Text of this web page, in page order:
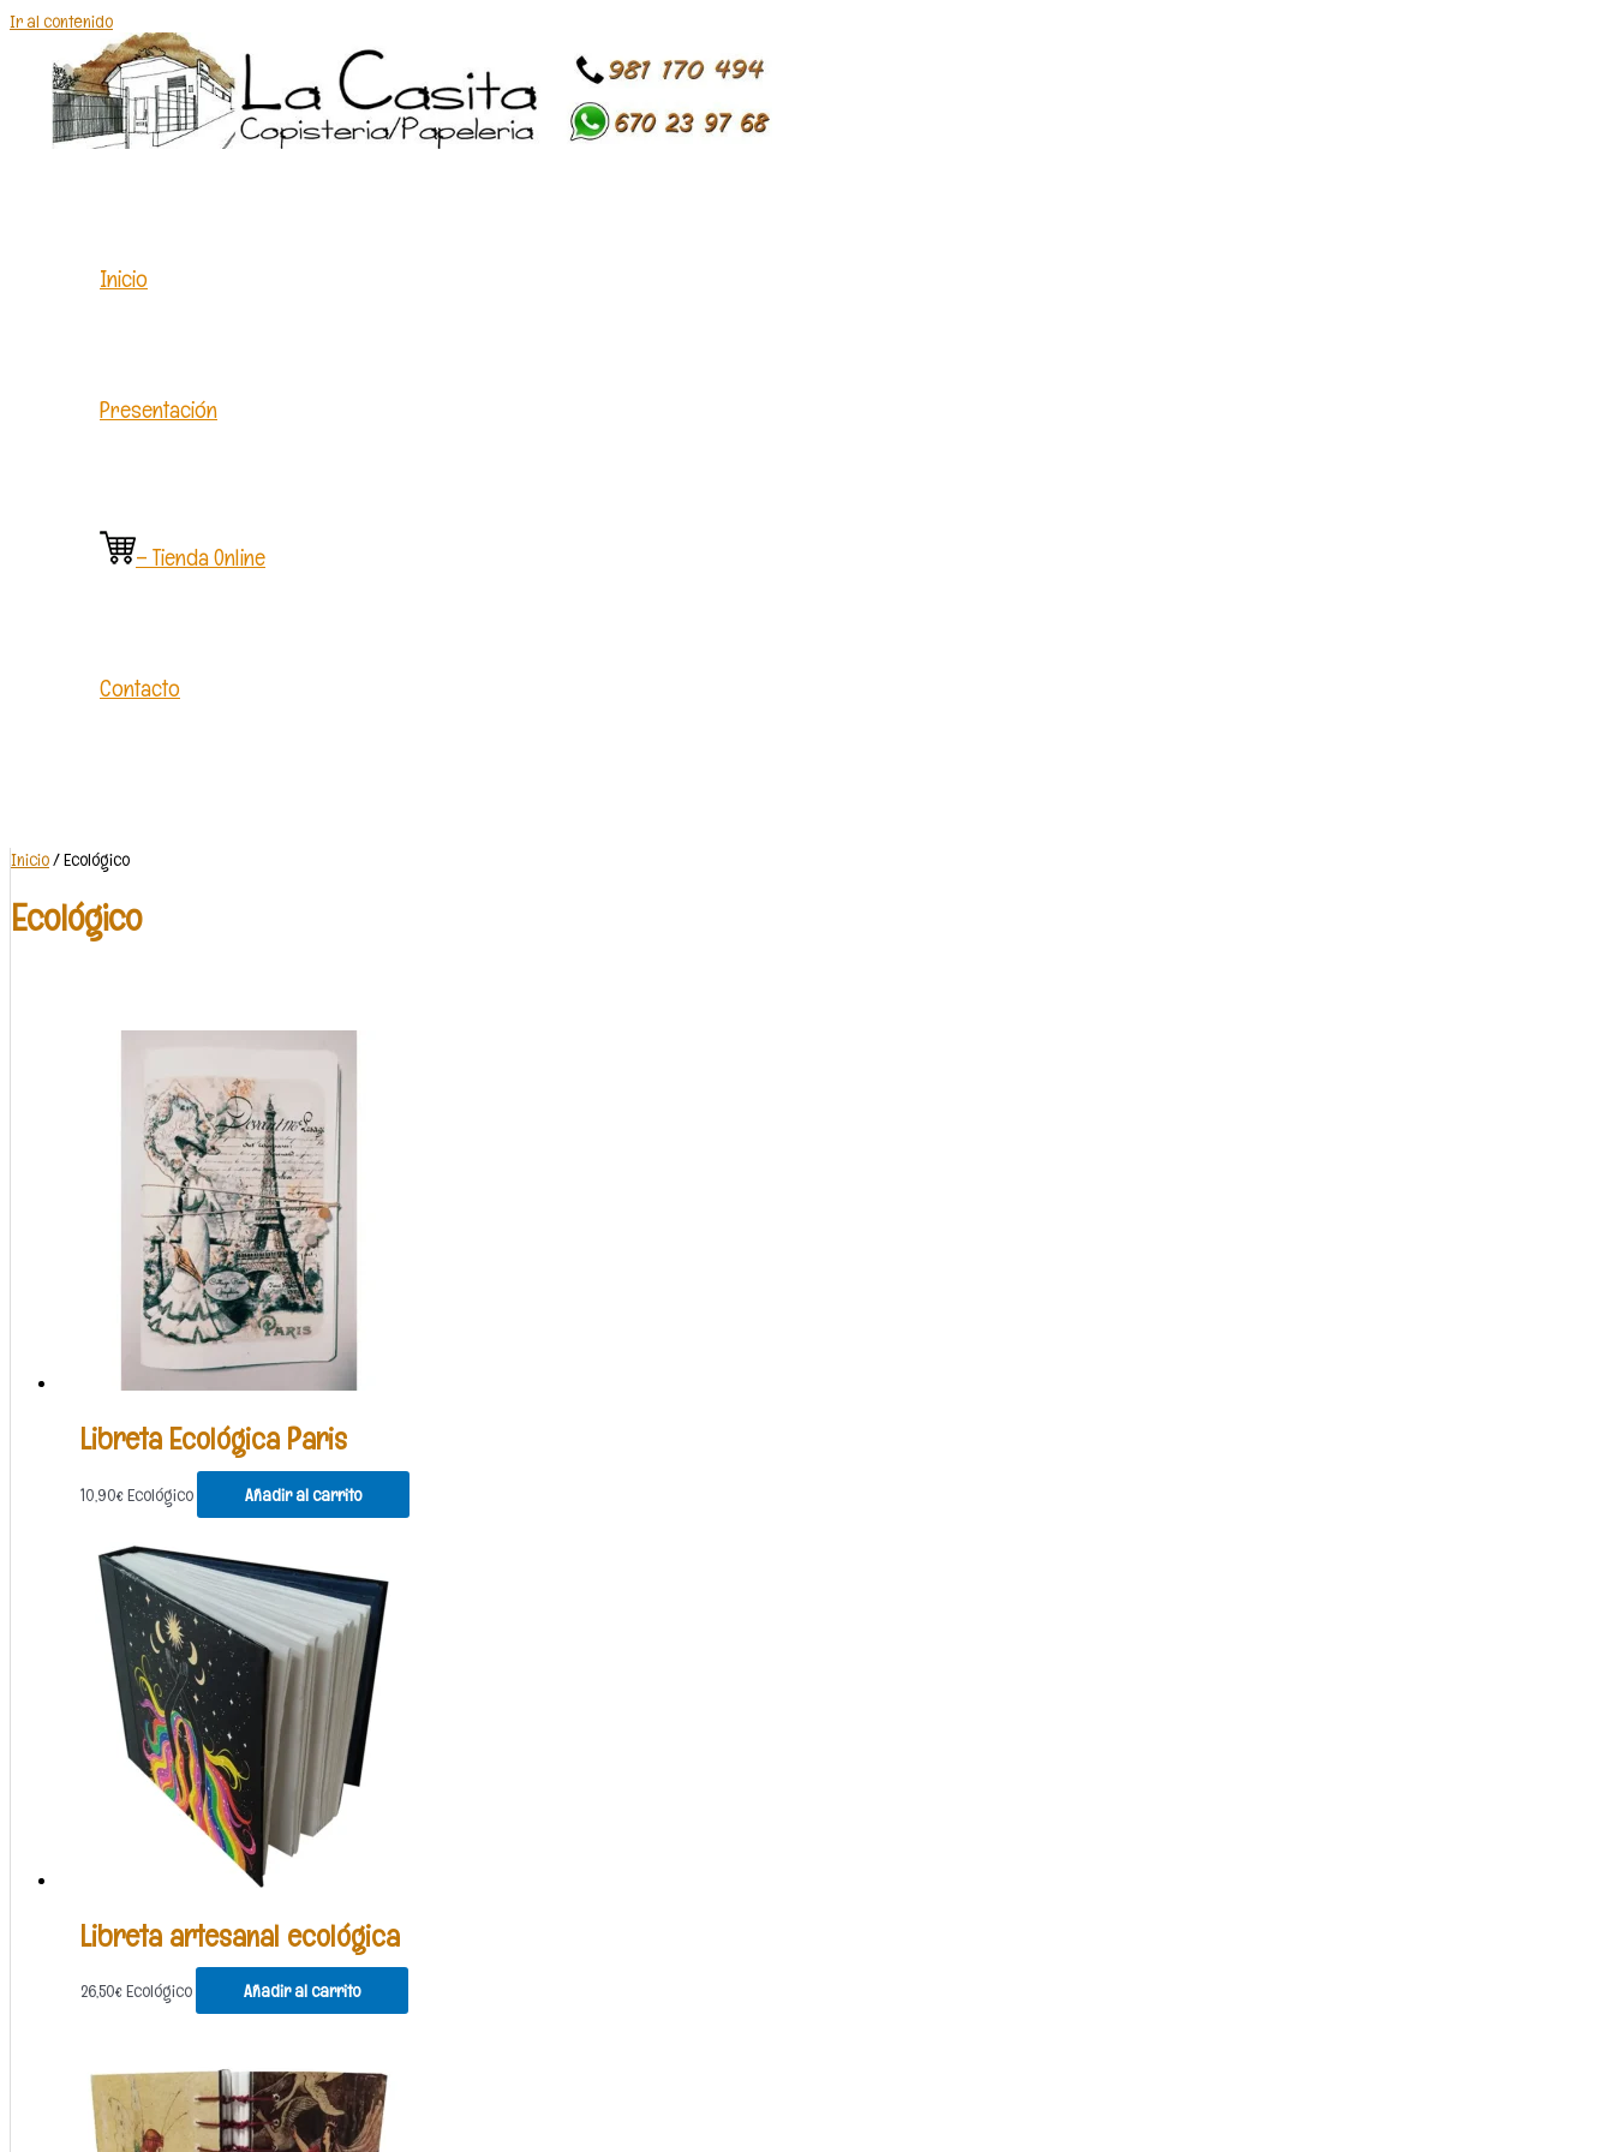
Ir al contenido
Inicio
Presentación
– Tienda Online
Contacto
Inicio/ Ecológico
Ecológico
Libreta Ecológica Paris
10,90€Ecológico Añadir al carrito
Libreta artesanal ecológica
26,50€Ecológico Añadir al carrito